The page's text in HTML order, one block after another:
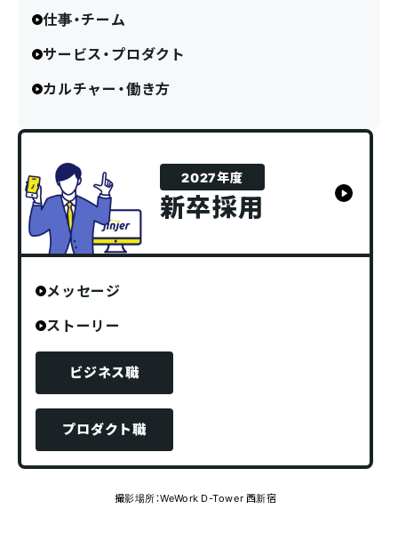
仕事・チーム
サービス・プロダクト
カルチャー・働き方
2027年度
新卒採用
メッセージ
ストーリー
ビジネス職
プロダクト職
撮影場所：WeWork D-Tower 西新宿